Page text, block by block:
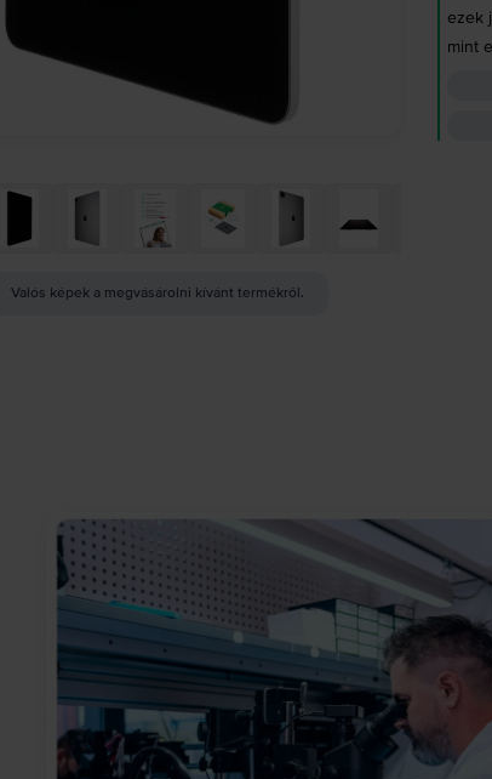
Valós képek a megvásárolni kívánt termékről.
ezek
mint